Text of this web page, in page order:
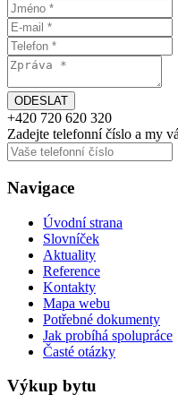
+420 720 620 320
Zadejte telefonní číslo a my
Navigace
Úvodní strana
Slovníček
Aktuality
Reference
Kontakty
Mapa webu
Potřebné dokumenty
Jak probíhá spolupráce
Časté otázky
Výkup bytu